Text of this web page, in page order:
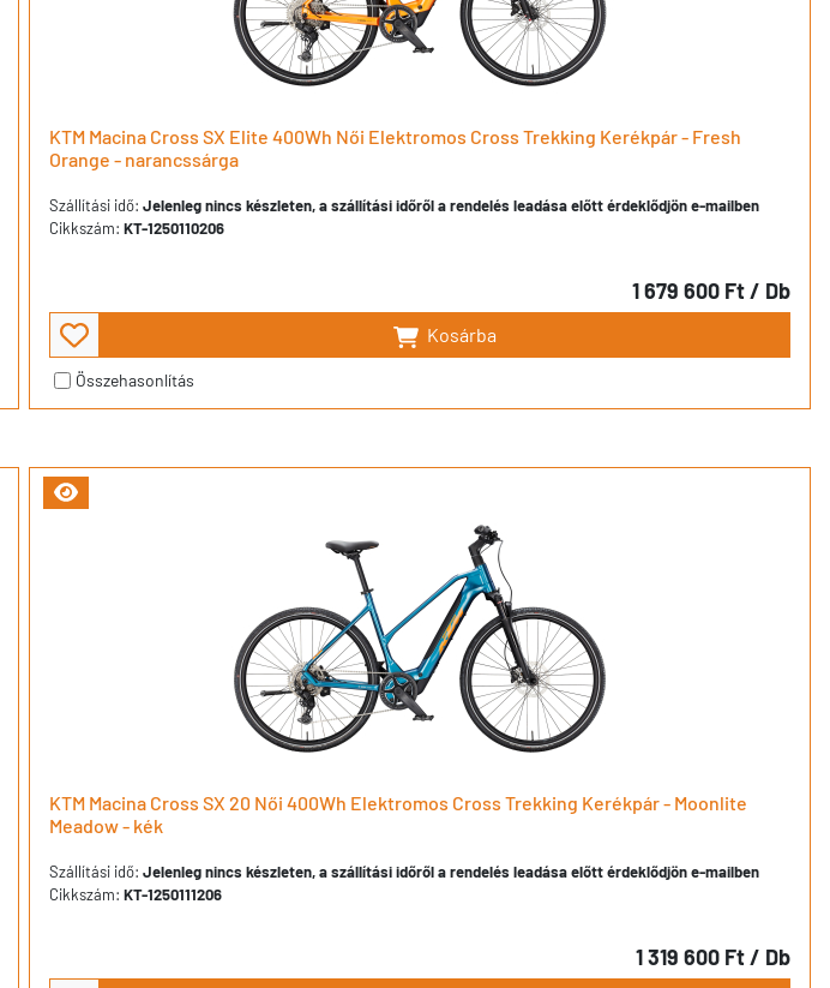
KTM Macina Cross SX Elite 400Wh Női Elektromos Cross Trekking Kerékpár - Fresh
Orange - narancssárga
Szállítási idő: Jelenleg nincs készleten, a szállítási időről a rendelés leadása előtt érdeklődjön e-mailben
Cikkszám: KT-1250110206
1 679 600 Ft/ Db
Kosárba
Összehasonlítás
KTM Macina Cross SX 20 Női 400Wh Elektromos Cross Trekking Kerékpár - Moonlite
Meadow - kék
Szállítási idő: Jelenleg nincs készleten, a szállítási időről a rendelés leadása előtt érdeklődjön e-mailben
Cikkszám: KT-1250111206
1 319 600 Ft/ Db